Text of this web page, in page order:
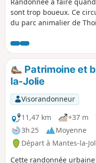
sont trop boueux. Ce
du parc animalier de
routes goudronnées
les saisons où les
impraticables.
Patrimoine et
la-Jolie
Visorandonneur
11,47 km
+37 m
3h 25
Moyenne
Départ à Mantes-la-
Cette randonnée